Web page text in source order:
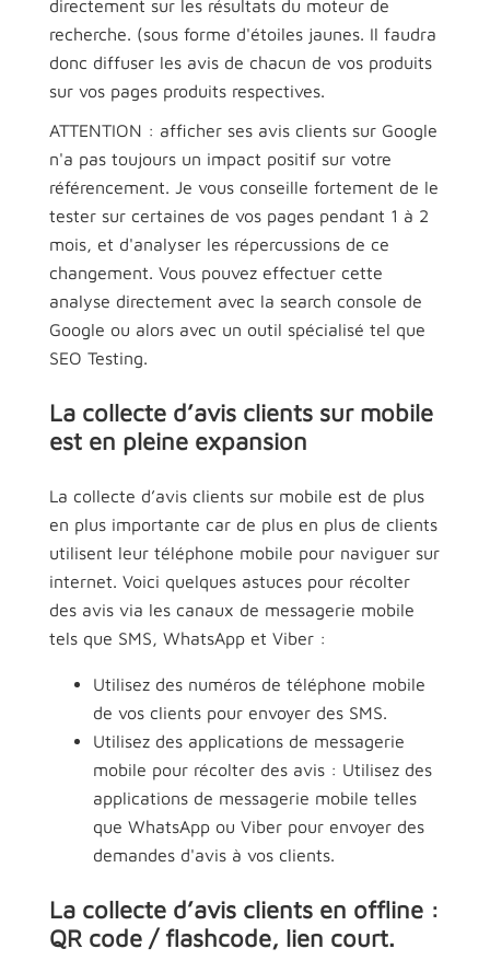
directement sur les résultats du moteur de
recherche. (sous forme d'étoiles jaunes. Il faudra
donc diffuser les avis de chacun de vos produits
sur vos pages produits respectives.
ATTENTION : afficher ses avis clients sur Google
n'a pas toujours un impact positif sur votre
référencement. Je vous conseille fortement de le
tester sur certaines de vos pages pendant 1 à 2
mois, et d'analyser les répercussions de ce
changement. Vous pouvez effectuer cette
analyse directement avec la search console de
Google ou alors avec un outil spécialisé tel que
SEO Testing.
La collecte d’avis clients sur mobile
est en pleine expansion
La collecte d’avis clients sur mobile est de plus
en plus importante car de plus en plus de clients
utilisent leur téléphone mobile pour naviguer sur
internet. Voici quelques astuces pour récolter
des avis via les canaux de messagerie mobile
tels que SMS, WhatsApp et Viber :
Utilisez des numéros de téléphone mobile
de vos clients pour envoyer des SMS.
Utilisez des applications de messagerie
mobile pour récolter des avis : Utilisez des
applications de messagerie mobile telles
que WhatsApp ou Viber pour envoyer des
demandes d'avis à vos clients.
La collecte d’avis clients en offline :
QR code / flashcode, lien court.